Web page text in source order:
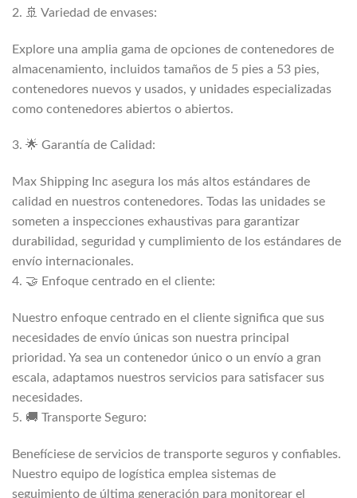
2. 🚢 Variedad de envases:
Explore una amplia gama de opciones de contenedores de
almacenamiento, incluidos tamaños de 5 pies a 53 pies,
contenedores nuevos y usados, y unidades especializadas
como contenedores abiertos o abiertos.
3. 🌟 Garantía de Calidad:
Max Shipping Inc asegura los más altos estándares de
calidad en nuestros contenedores. Todas las unidades se
someten a inspecciones exhaustivas para garantizar
durabilidad, seguridad y cumplimiento de los estándares de
envío internacionales.
4. 🤝 Enfoque centrado en el cliente:
Nuestro enfoque centrado en el cliente significa que sus
necesidades de envío únicas son nuestra principal
prioridad. Ya sea un contenedor único o un envío a gran
escala, adaptamos nuestros servicios para satisfacer sus
necesidades.
5. 🚚 Transporte Seguro:
Benefíciese de servicios de transporte seguros y confiables.
Nuestro equipo de logística emplea sistemas de
seguimiento de última generación para monitorear el